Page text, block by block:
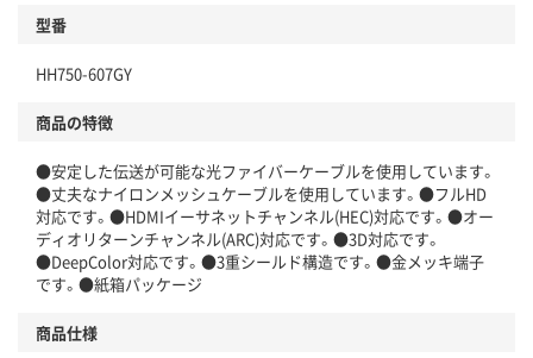
型番
HH750-607GY
商品の特徴
●安定した伝送が可能な光ファイバーケーブルを使用しています。
●丈夫なナイロンメッシュケーブルを使用しています。●フルHD
対応です。●HDMIイーサネットチャンネル(HEC)対応です。●オー
ディオリターンチャンネル(ARC)対応です。●3D対応です。
●DeepColor対応です。●3重シールド構造です。●金メッキ端子
です。●紙箱パッケージ
商品仕様